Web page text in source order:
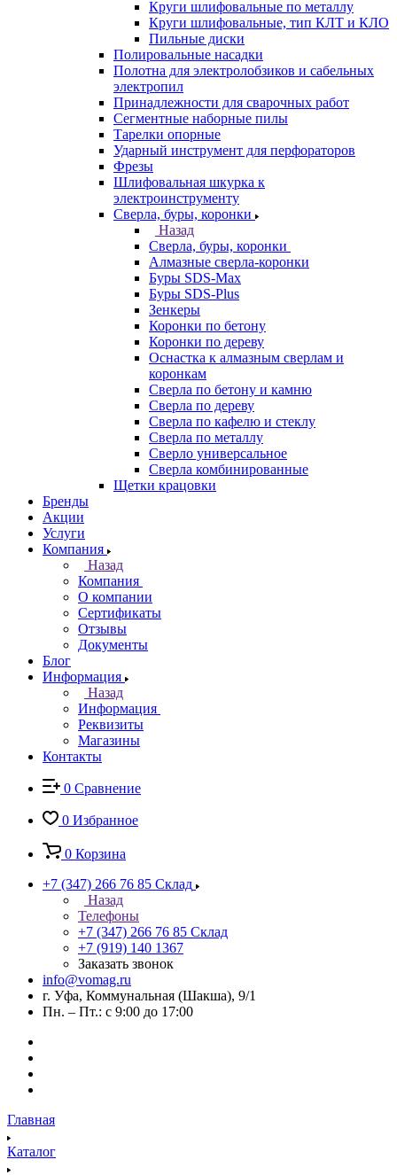
Круги шлифовальные по металлу
Круги шлифовальные, тип КЛТ и КЛО
Пильные диски
Полировальные насадки
Полотна для электролобзиков и сабельных
электропил
Принадлежности для сварочных работ
Сегментные наборные пилы
Тарелки опорные
Ударный инструмент для перфораторов
Фрезы
Шлифовальная шкурка к
электроинструменту
Сверла, буры, коронки
Назад
Сверла, буры, коронки
Алмазные сверла-коронки
Буры SDS-Max
Буры SDS-Plus
Зенкеры
Коронки по бетону
Коронки по дереву
Оснастка к алмазным сверлам и
коронкам
Сверла по бетону и камню
Сверла по дереву
Сверла по кафелю и стеклу
Сверла по металлу
Сверло универсальное
Сверла комбинированные
Щетки крацовки
Бренды
Акции
Услуги
Компания
Назад
Компания
О компании
Сертификаты
Отзывы
Документы
Блог
Информация
Назад
Информация
Реквизиты
Магазины
Контакты
0 Сравнение
0 Избранное
0 Корзина
+7 (347) 266 76 85 Склад
Назад
Телефоны
+7 (347) 266 76 85 Склад
+7 (919) 140 1367
Заказать звонок
info@vomag.ru
г. Уфа, Коммунальная (Шакша), 9/1
Пн. – Пт.: с 9:00 до 17:00
Главная
Каталог